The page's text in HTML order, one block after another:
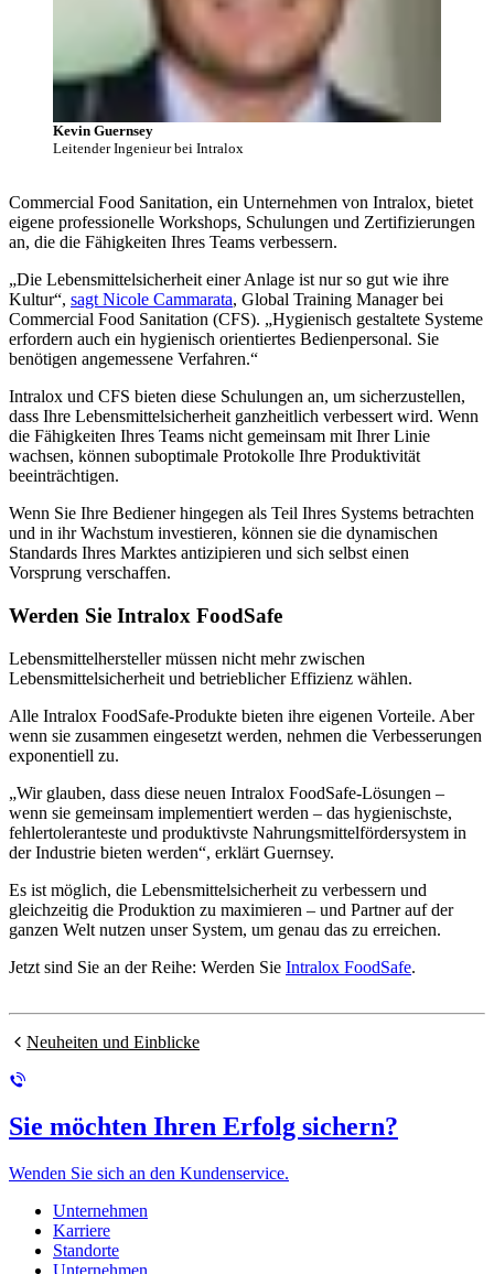
Kevin Guernsey
Leitender Ingenieur bei Intralox
Commercial Food Sanitation, ein Unternehmen von Intralox, bietet
eigene professionelle Workshops, Schulungen und Zertifizierungen
an, die die Fähigkeiten Ihres Teams verbessern.
„Die Lebensmittelsicherheit einer Anlage ist nur so gut wie ihre
Kultur“, sagt Nicole Cammarata, Global Training Manager bei
Commercial Food Sanitation (CFS). „Hygienisch gestaltete Systeme
erfordern auch ein hygienisch orientiertes Bedienpersonal. Sie
benötigen angemessene Verfahren.“
Intralox und CFS bieten diese Schulungen an, um sicherzustellen,
dass Ihre Lebensmittelsicherheit ganzheitlich verbessert wird. Wenn
die Fähigkeiten Ihres Teams nicht gemeinsam mit Ihrer Linie
wachsen, können suboptimale Protokolle Ihre Produktivität
beeinträchtigen.
Wenn Sie Ihre Bediener hingegen als Teil Ihres Systems betrachten
und in ihr Wachstum investieren, können sie die dynamischen
Standards Ihres Marktes antizipieren und sich selbst einen
Vorsprung verschaffen.
Werden Sie Intralox FoodSafe
Lebensmittelhersteller müssen nicht mehr zwischen
Lebensmittelsicherheit und betrieblicher Effizienz wählen.
Alle Intralox FoodSafe-Produkte bieten ihre eigenen Vorteile. Aber
wenn sie zusammen eingesetzt werden, nehmen die Verbesserungen
exponentiell zu.
„Wir glauben, dass diese neuen Intralox FoodSafe-Lösungen –
wenn sie gemeinsam implementiert werden – das hygienischste,
fehlertoleranteste und produktivste Nahrungsmittelfördersystem in
der Industrie bieten werden“, erklärt Guernsey.
Es ist möglich, die Lebensmittelsicherheit zu verbessern und
gleichzeitig die Produktion zu maximieren – und Partner auf der
ganzen Welt nutzen unser System, um genau das zu erreichen.
Jetzt sind Sie an der Reihe: Werden Sie Intralox FoodSafe.
Neuheiten und Einblicke
Sie möchten Ihren Erfolg sichern?
Wenden Sie sich an den Kundenservice.
Unternehmen
Karriere
Standorte
Unternehmen